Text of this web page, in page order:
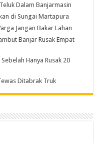
Dalam Banjarmasin
di Sungai Martapura
Jangan Bakar Lahan
Banjar Rusak Empat
Hanya Rusak 20
Ditabrak Truk